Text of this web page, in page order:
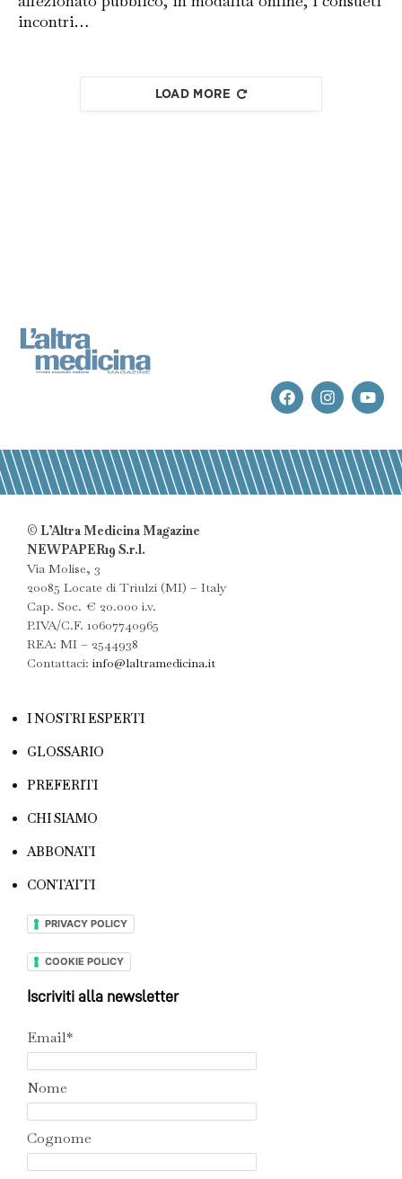
incontri…
LOAD MORE
© L’Altra Medicina Magazine
NEWPAPER19 S.r.l.
Via Molise, 3
20085 Locate di Triulzi (MI) – Italy
Cap. Soc. € 20.000 i.v.
P.IVA/C.F. 10607740965
REA: MI – 2544938
Contattaci: info@laltramedicina.it
I NOSTRI ESPERTI
GLOSSARIO
PREFERITI
CHI SIAMO
ABBONATI
CONTATTI
PRIVACY POLICY
COOKIE POLICY
Iscriviti alla newsletter
Email*
Nome
Cognome